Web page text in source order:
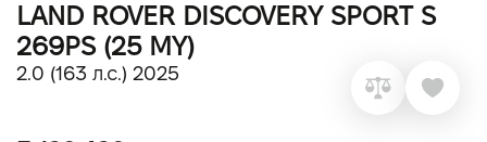
LAND ROVER DISCOVERY SPORT S
269PS (25 MY)
2.0 (163 л.с.) 2025
Вакансии
VIDI Карьера